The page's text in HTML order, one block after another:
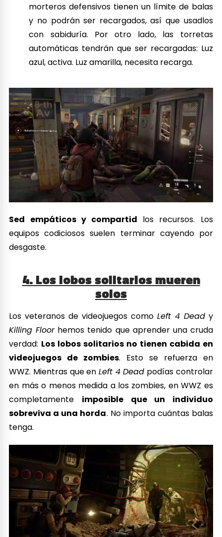
morteros defensivos tienen un límite de balas
y no podrán ser recargados, así que usadlos
con sabiduría. Por otro lado, las torretas
automáticas tendrán que ser recargadas: Luz
azul, activa. Luz amarilla, necesita recarga.
Sed empáticos y compartid los recursos. Los
equipos codiciosos suelen terminar cayendo por
desgaste.
4. Los lobos solitarios mueren
solos
Los veteranos de videojuegos como Left 4 Deady
Killing Floorhemos tenido que aprender una cruda
verdad: Los lobos solitarios no tienen cabida en
videojuegos de zombies. Esto se refuerza en
WWZ. Mientras que en Left 4 Dead podías controlar
en más o menos medida a los zombies, en WWZ es
completamente imposible que un individuo
sobreviva a una horda. No importa cuántas balas
tenga.